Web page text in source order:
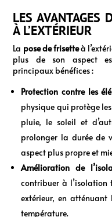
LES AVANTAGES
À L’EXTÉRIEUR
La pose de frisetteà
plus de son aspect
principaux bénéfices :
Protection contre les
physique qui protège
pluie, le soleil et
prolonger la durée de
aspect plus propre et
Amélioration de
contribuer à l’isolation
extérieur, en
température.